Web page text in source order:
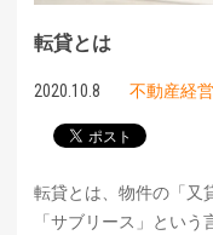
転貸とは
2020.10.8 不動産経
転貸とは、物件の「又
「サブリース」とい